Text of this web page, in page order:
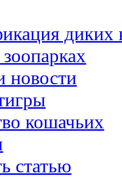
диких
новости
кошачьих
статью